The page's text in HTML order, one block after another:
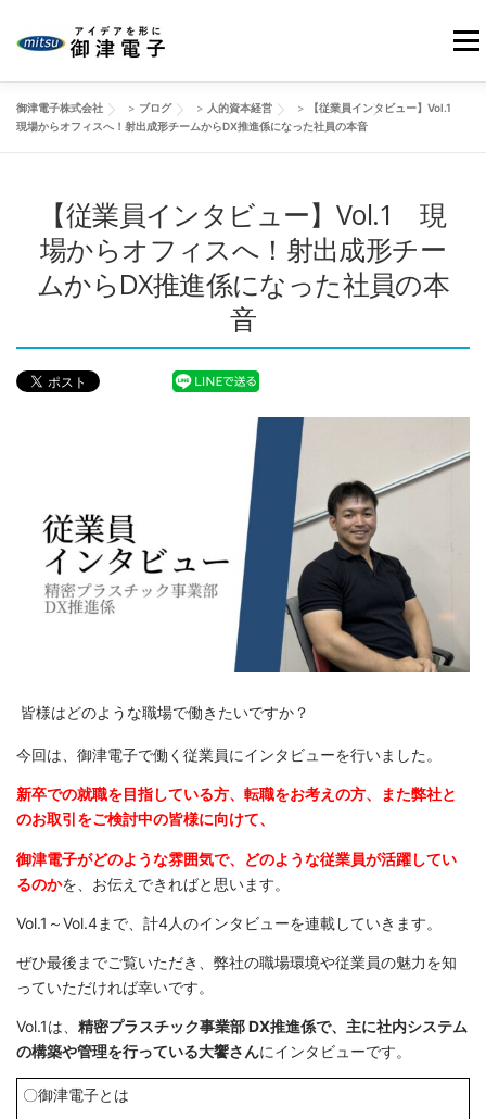
ン
メニ
HOME 当社の強み 御津電子の品質
会社情報 製品事例 改善動画 ブログ
お問い合わせ
御津電子株式会社 > ブログ > 人的資本経営 >
【従業員インタビュー】Vol.1
現場からオフィスへ！射出成形チームからDX推進係になった社員の本音
【従業員インタビュー】Vol.1 現
場からオフィスへ！射出成形チー
ムからDX推進係になった社員の本
音
皆様はどのような職場で働きたいですか？
今回は、御津電子で働く従業員にインタビューを行いました。
新卒での就職を目指している方、転職をお考えの方、また弊社と
のお取引をご検討中の皆様に向けて、
御津電子がどのような雰囲気で、どのような従業員が活躍してい
るのかを、お伝えできればと思います。
Vol.1～Vol.4まで、計4人のインタビューを連載していきます。
ぜひ最後までご覧いただき、弊社の職場環境や従業員の魅力を知
っていただければ幸いです。
Vol.1は、 精密プラスチック事業部 DX推進係で、主に社内システム
の構築や管理を行っている大饗さんにインタビューです。
〇御津電子とは